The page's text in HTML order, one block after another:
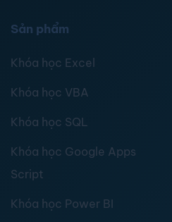
Sản phẩm
Khóa học Excel
Khóa học VBA
Khóa học SQL
Khóa học Google Apps
Script
Khóa học Power BI